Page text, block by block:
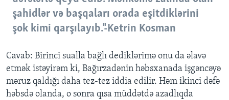
şahidlər və başqaları orada eşitdiklərini
şok kimi qarşılayıb."-Ketrin Kosman
Cavab: Birinci sualla bağlı dediklərimə onu da əlavə
etmək istəyirəm ki, Bağırzadənin həbsxanada işgəncəyə
məruz qaldığı daha tez-tez iddia edilir. Həm ikinci dəfə
həbsdə olanda, o sonra qısa müddətdə azadlıqda